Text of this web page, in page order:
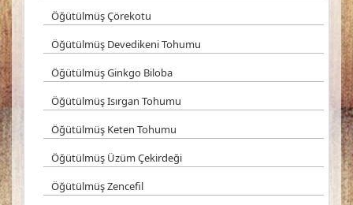
Öğütülmüş Çörekotu
Öğütülmüş Devedikeni Tohumu
Öğütülmüş Ginkgo Biloba
Öğütülmüş Isırgan Tohumu
Öğütülmüş Keten Tohumu
Öğütülmüş Üzüm Çekirdeği
Öğütülmüş Zencefil